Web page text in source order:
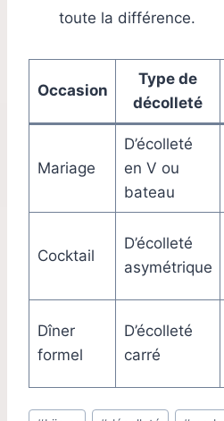
toute la différence.
Occasion
Type de
décolleté
Mariage
D’écolleté
en V ou
bateau
Cocktail
D’écolleté
asymétrique
Dîner
formel
D’écolleté
carré
Étiquettes